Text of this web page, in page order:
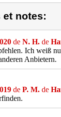
et notes:
de N. H. de
Ich weiß
Anbietern.
de P. M. de